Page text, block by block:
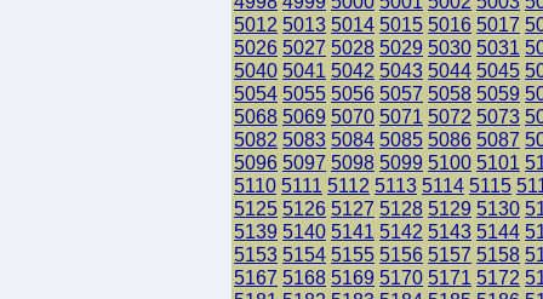
5012 5013 5014 5015 5016 5017
5026 5027 5028 5029 5030 5031
5040 5041 5042 5043 5044 5045
5054 5055 5056 5057 5058 5059
5068 5069 5070 5071 5072 5073
5082 5083 5084 5085 5086 5087
5096 5097 5098 5099 5100 5101
5110 5111 5112 5113 5114 5115
5125 5126 5127 5128 5129 5130
5139 5140 5141 5142 5143 5144
5153 5154 5155 5156 5157 5158
5167 5168 5169 5170 5171 5172